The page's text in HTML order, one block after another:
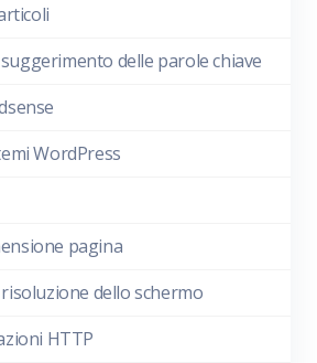
delle parole chiave
WordPress
pagina
dello schermo
HTTP